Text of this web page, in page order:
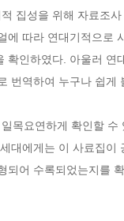
집성을 위해 자료조
에 따라 연대기적으로
확인하였다. 아울러
번역하여 누구나 쉽
목요연하게 확인할
대에게는 이 사료집
되어 수록되었는지를